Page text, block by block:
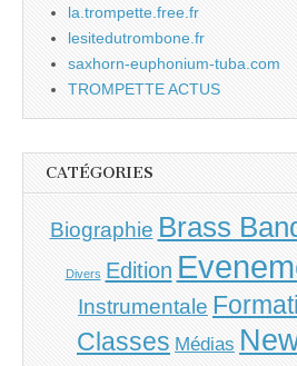
la.trompette.free.fr
lesitedutrombone.fr
saxhorn-euphonium-tuba.com
TROMPETTE ACTUS
CATÉGORIES
Biographie Brass
Divers Edition
Instrumentale
Classes Médias